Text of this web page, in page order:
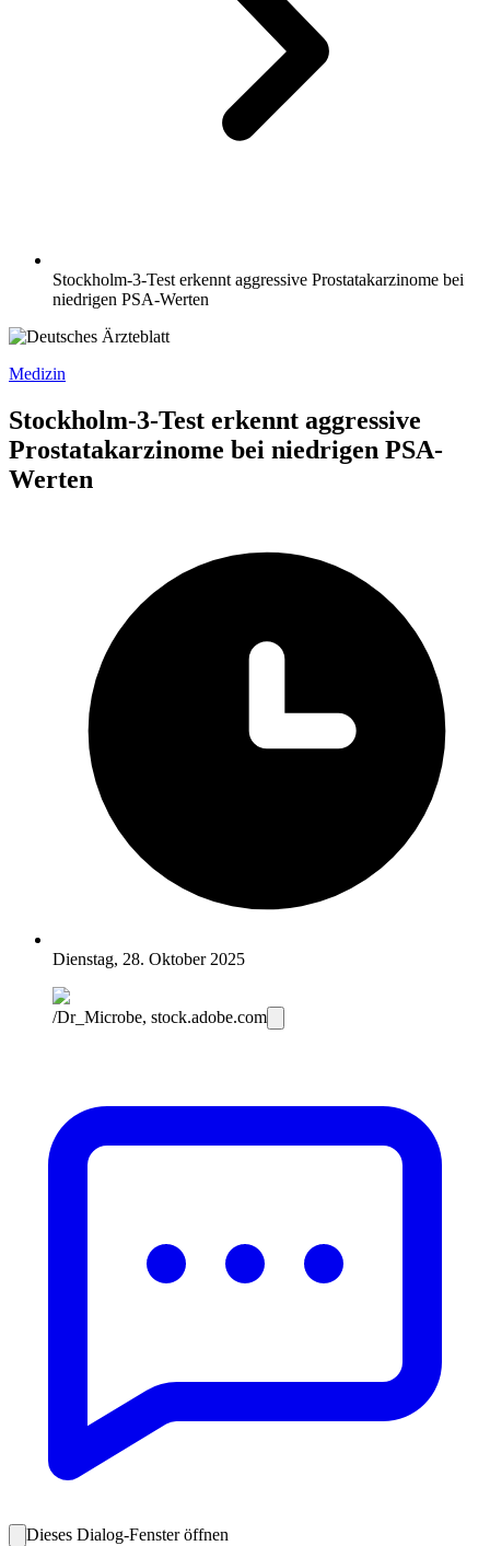
Stockholm-3-Test erkennt aggressive Prostatakarzinome bei
niedrigen PSA-Werten
Medizin
Stockholm-3-Test erkennt aggressive
Prostatakarzinome bei niedrigen PSA-
Werten
Dienstag, 28. Oktober 2025
/Dr_Microbe, stock.adobe.com
Dieses Dialog-Fenster öffnen